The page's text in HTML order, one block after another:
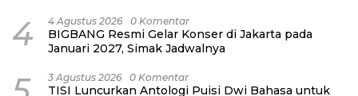
4 4 Agustus 2026 0 Komentar
BIGBANG Resmi Gelar Konser di Jakarta pada
Januari 2027, Simak Jadwalnya
3 Agustus 2026 0 Komentar
TISI Luncurkan Antologi Puisi Dwi Bahasa untuk